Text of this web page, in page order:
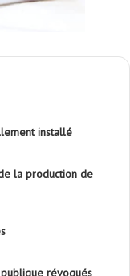
installé
la production de
publique révoqués